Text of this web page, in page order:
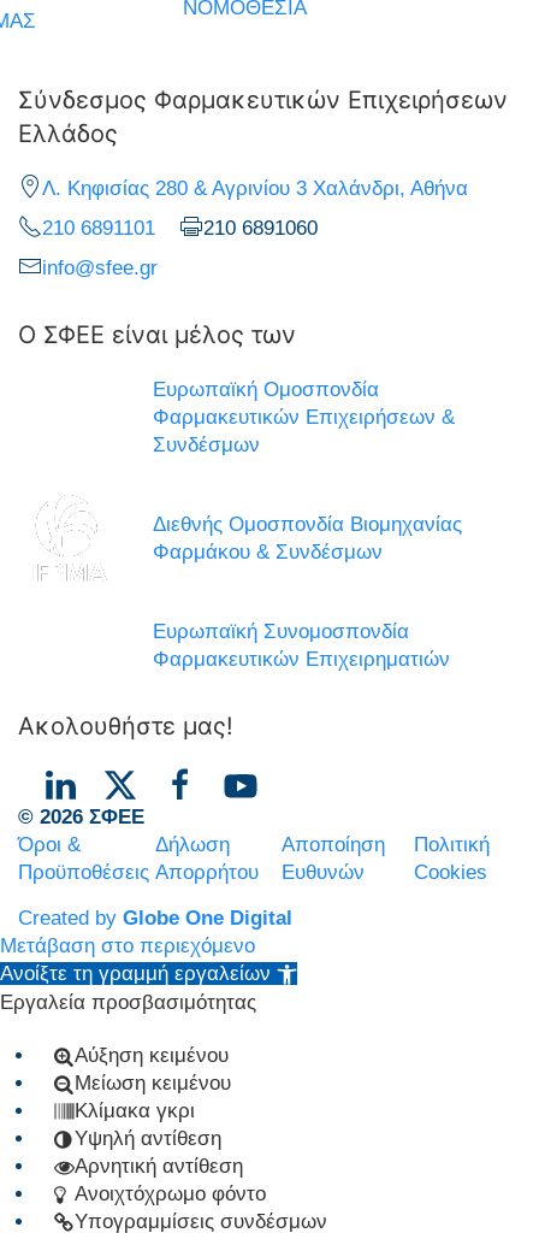
ΝΟΜΟΘΕΣΙΑ
Σύνδεσμος Φαρμακευτικών Επιχειρήσεων
Ελλάδος
Λ. Κηφισίας 280 & Αγρινίου 3 Χαλάνδρι, Αθήνα
210 6891101
210 6891060
info@sfee.gr
Ο ΣΦΕΕ είναι μέλος των
Ευρωπαϊκή Ομοσπονδία
Φαρμακευτικών Επιχειρήσεων &
Συνδέσμων
Διεθνής Ομοσπονδία Βιομηχανίας
Φαρμάκου & Συνδέσμων
Ευρωπαϊκή Συνομοσπονδία
Φαρμακευτικών Επιχειρηματιών
Ακολουθήστε μας!
© 2026 ΣΦΕΕ
Όροι &
Προϋποθέσεις
Δήλωση
Απορρήτου
Αποποίηση
Ευθυνών
Πολιτική
Cookies
Created by Globe One Digital
Μετάβαση στο περιεχόμενο
Ανοίξτε τη γραμμή εργαλείων
Εργαλεία προσβασιμότητας
Αύξηση κειμένου
Μείωση κειμένου
Κλίμακα γκρι
Υψηλή αντίθεση
Αρνητική αντίθεση
Ανοιχτόχρωμο φόντο
Υπογραμμίσεις συνδέσμων